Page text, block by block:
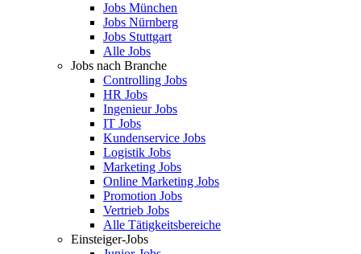
Jobs München
Jobs Nürnberg
Jobs Stuttgart
Alle Jobs
Jobs nach Branche
Controlling Jobs
HR Jobs
Ingenieur Jobs
IT Jobs
Kundenservice Jobs
Logistik Jobs
Marketing Jobs
Online Marketing Jobs
Promotion Jobs
Vertrieb Jobs
Alle Tätigkeitsbereiche
Einsteiger-Jobs